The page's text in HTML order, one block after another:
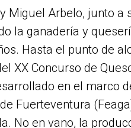
Miguel Arbelo, junto a
la ganadería y
Hasta el punto de
XX Concurso de
en el marco
Fuerteventura
No en vano, la